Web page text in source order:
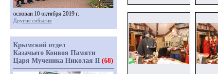
основан 10 октября 2019 г.
Другие события
Крымский отдел
Казачьего Конвоя Памяти
Царя Мученика Николая II (68)